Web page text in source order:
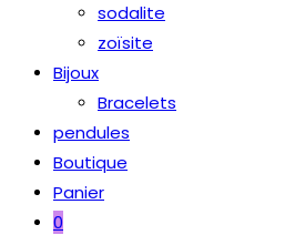
sodalite
zoïsite
Bijoux
Bracelets
pendules
Boutique
Panier
0